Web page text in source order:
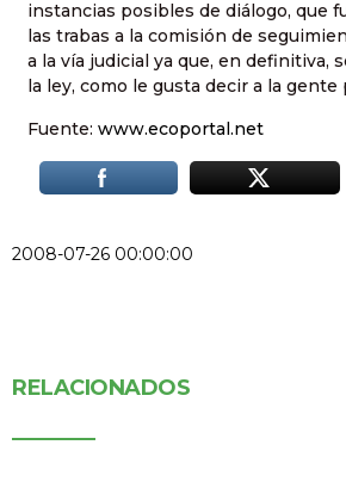
instancias posibles de diálogo, que
las trabas a la comisión de
a la vía judicial ya que, en definitiva,
la ley, como le gusta decir a la gente
Fuente: www.ecoportal.net
2008-07-26 00:00:00
RELACIONADOS